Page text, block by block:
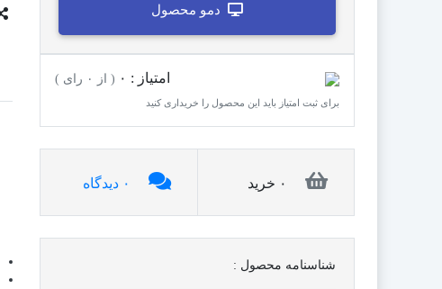
دمو محصول
امتیاز : ۰ ( از ۰ رای )
برای ثبت امتیاز باید این محصول را خریداری کنید
۰ خرید ۰ دیدگاه
شناسنامه محصول :